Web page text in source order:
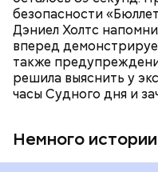
безопасности
Дэниел Холтс
вперед
также
решила выяснить у
часы Судного дня и
Немного истории
война между США и
предметом
мира. Но, помимо
«атомный рай», с
влияет еще одна
климатические